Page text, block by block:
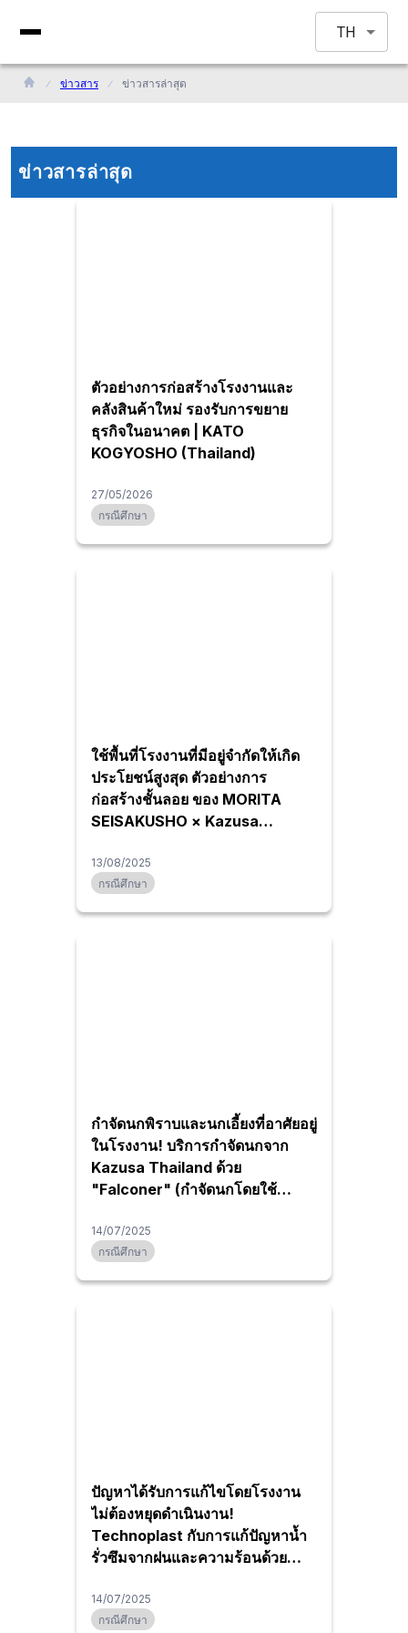
TH
ข่าวสาร ข่าวสารล่าสุด
ข่าวสารล่าสุด
ตัวอย่างการก่อสร้างโรงงานและ
คลังสินค้าใหม่ รองรับการขยาย
ธุรกิจในอนาคต | KATO
KOGYOSHO (Thailand)
27/05/2026
กรณีศึกษา
ใช้พื้นที่โรงงานที่มีอยู่จำกัดให้เกิด
ประโยชน์สูงสุด ตัวอย่างการ
ก่อสร้างชั้นลอย ของ MORITA
SEISAKUSHO × Kazusa
13/08/2025
กรณีศึกษา
กำจัดนกพิราบและนกเอี้ยงที่อาศัยอยู่
ในโรงงาน! บริการกำจัดนกจาก
Kazusa Thailand ด้วย
"Falconer" (กำจัดนกโดยใช้
ปัญหานกที่รบกวนมาอย่างยาวนาน
14/07/2025
กรณีศึกษา
ปัญหาได้รับการแก้ไขโดยโรงงาน
ไม่ต้องหยุดดำเนินงาน!
Technoplast กับการแก้ปัญหาน้ำ
รั่วซึมจากฝนและความร้อนด้วย
14/07/2025
กรณีศึกษา